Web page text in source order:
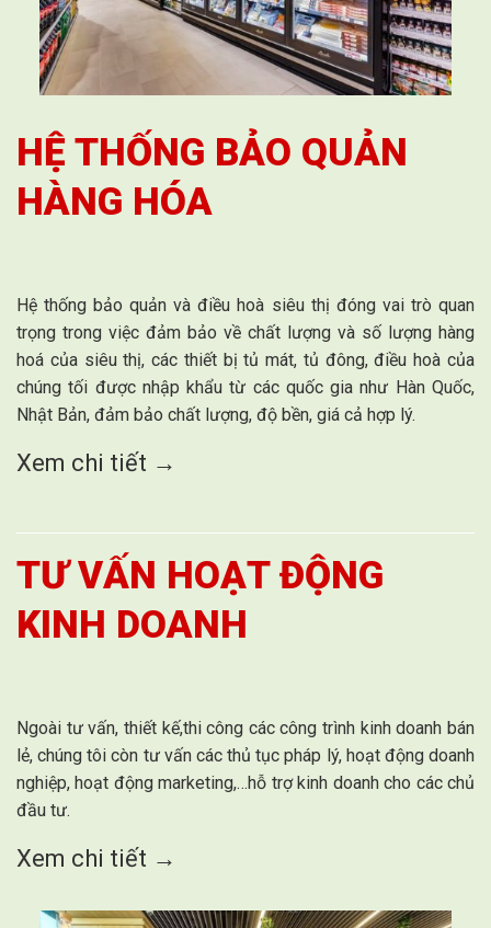
HỆ THỐNG BẢO QUẢN
HÀNG HÓA
Hệ thống bảo quản và điều hoà siêu thị đóng vai trò quan
trọng trong việc đảm bảo về chất lượng và số lượng hàng
hoá của siêu thị, các thiết bị tủ mát, tủ đông, điều hoà của
chúng tối được nhập khẩu từ các quốc gia như Hàn Quốc,
Nhật Bản, đảm bảo chất lượng, độ bền, giá cả hợp lý.
Xem chi tiết →
TƯ VẤN HOẠT ĐỘNG
KINH DOANH
Ngoài tư vấn, thiết kế,thi công các công trình kinh doanh bán
lẻ, chúng tôi còn tư vấn các thủ tục pháp lý, hoạt động doanh
nghiệp, hoạt động marketing,…hỗ trợ kinh doanh cho các chủ
đầu tư.
Xem chi tiết →